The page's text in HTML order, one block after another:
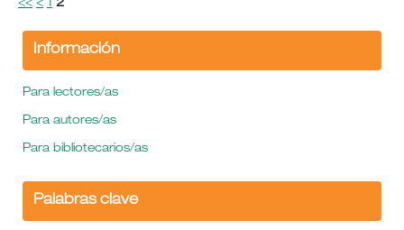
<< < 1 2
Información
Para lectores/as
Para autores/as
Para bibliotecarios/as
Palabras clave